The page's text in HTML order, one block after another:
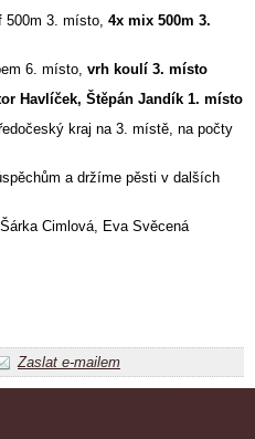
500m 3. místo, 4x mix 500m 3.
6. místo, vrh koulí 3. místo
Havlíček, Štěpán Jandík 1. místo
kraj na 3. místě, na počty
a držíme pěsti v dalších
Eva Svěcená
Zaslat e-mailem